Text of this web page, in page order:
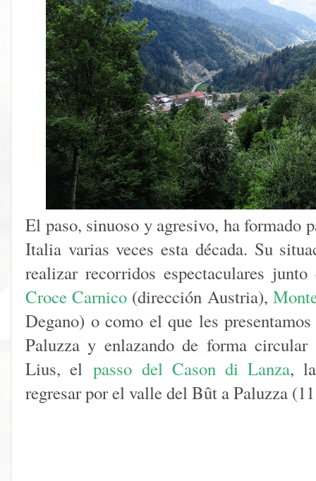
El paso, sinuoso y agresivo, ha formado
Italia varias veces esta década. Su
realizar recorridos espectaculares
Croce Carnico (dirección Austria),
Degano) o como el que les
Paluzza y enlazando de forma
Lius, elpasso del Cason di Lanza,
regresar por el valle del Bût a Paluzza